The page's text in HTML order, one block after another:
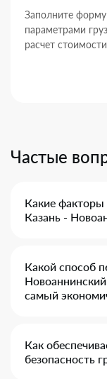
Заполните форму
параметрами
расчет
Частые
Какие факторы
Казань -
Какой способ
самый
Как
безопасность